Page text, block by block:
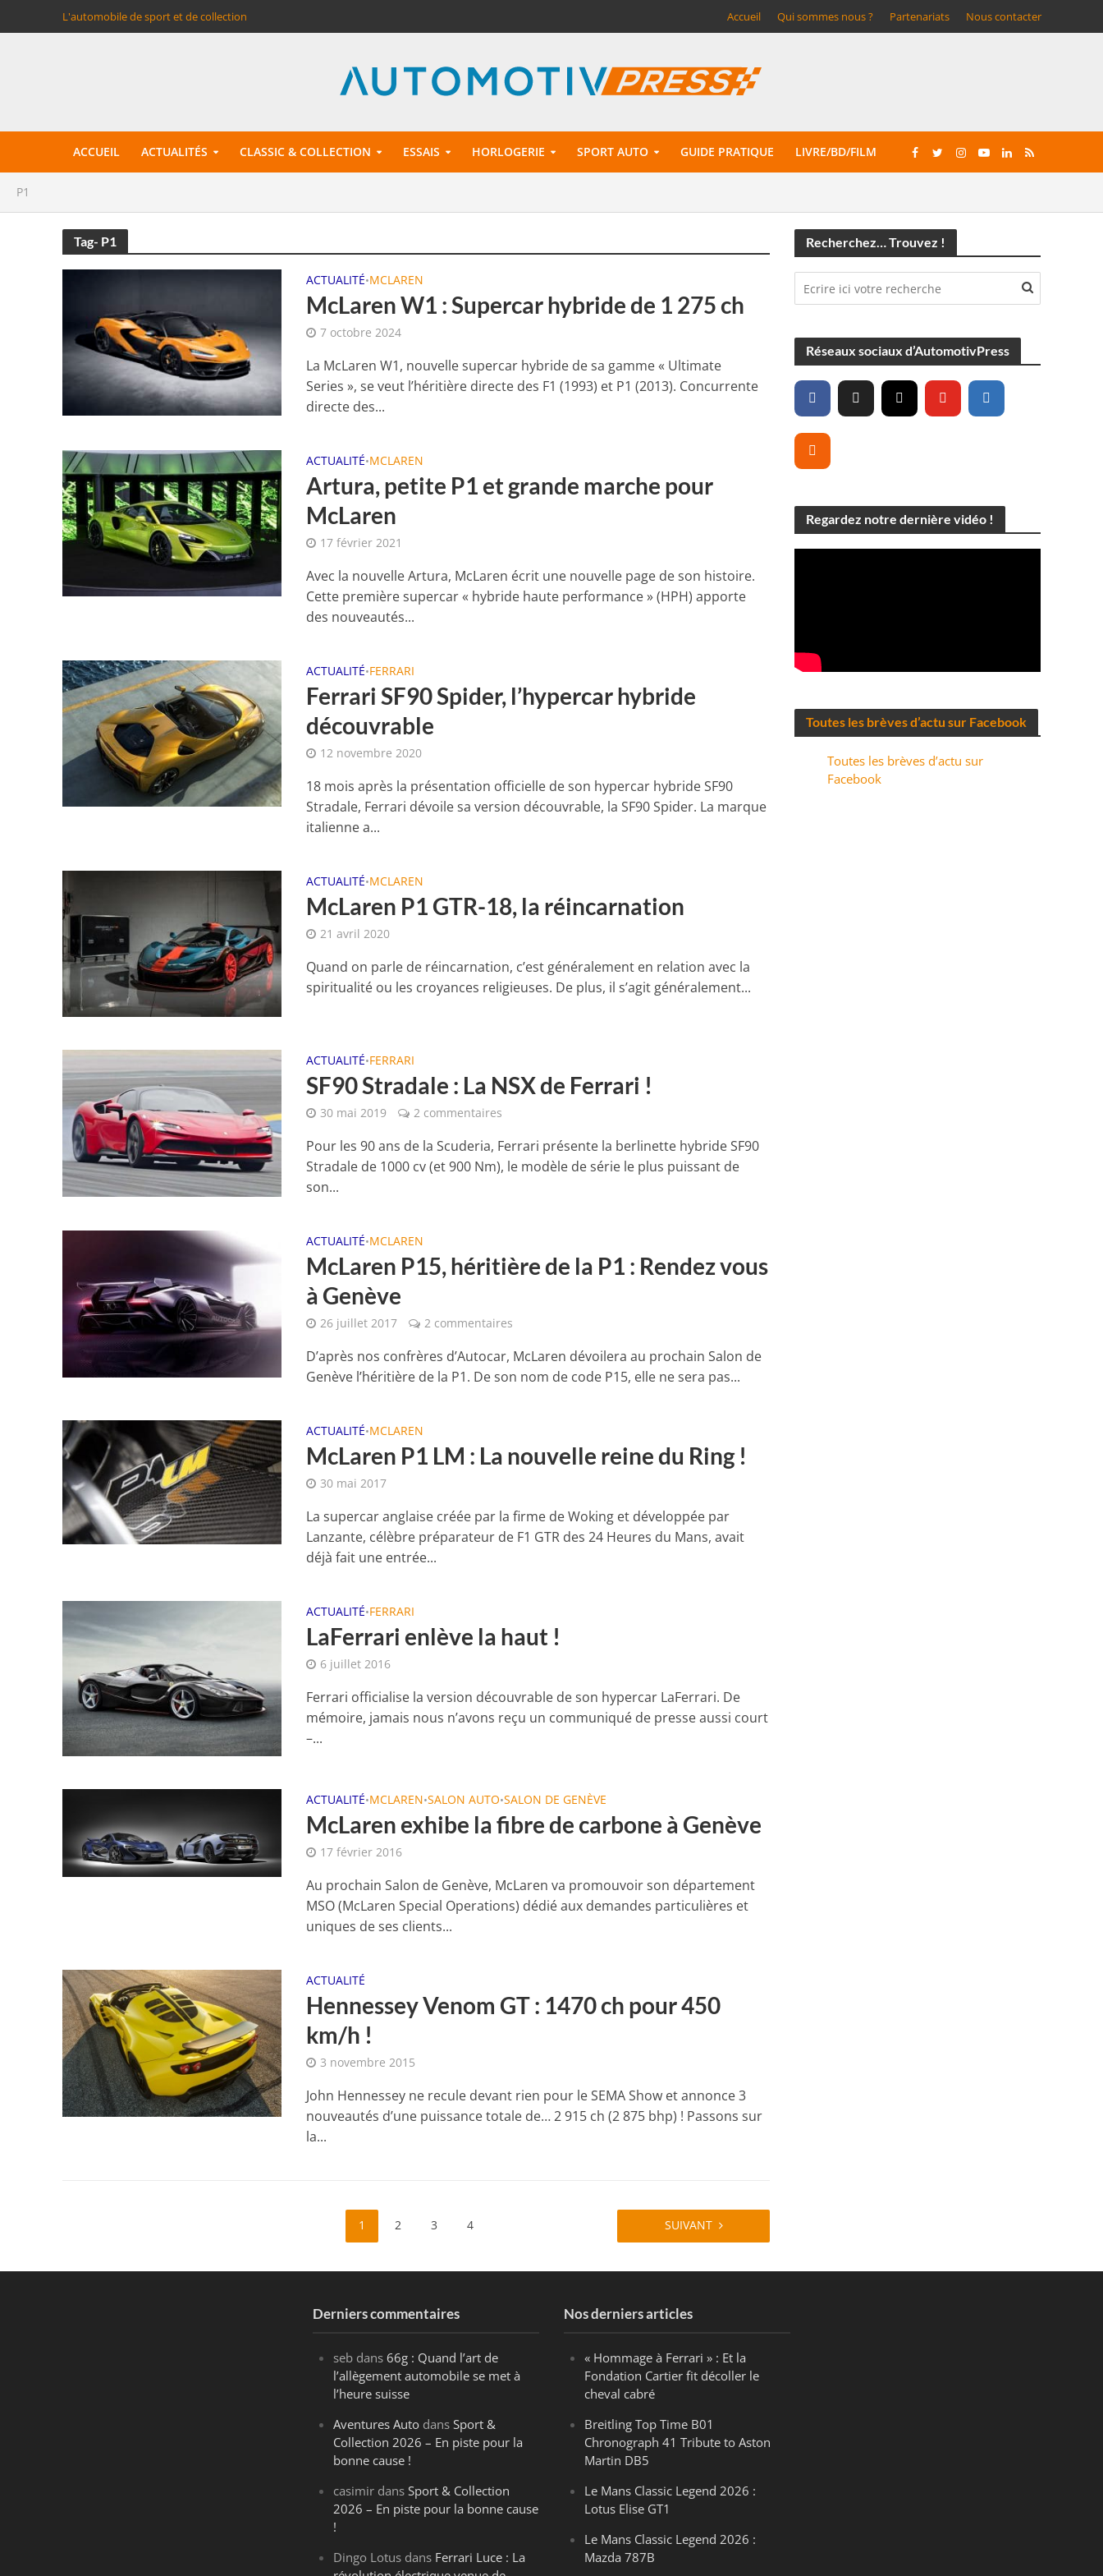
L'automobile de sport et de collection Accueil Qui sommes nous ? Partenariats Nous contacter
ACCUEIL ACTUALITÉS CLASSIC & COLLECTION ESSAIS HORLOGERIE SPORT AUTO GUIDE PRATIQUE LIVRE/BD/FILM
P1
Tag- P1
ACTUALITÉ•MCLAREN
McLaren W1 : Supercar hybride de 1 275 ch
7 octobre 2024
La McLaren W1, nouvelle supercar hybride de sa gamme « Ultimate
Series », se veut l’héritière directe des F1 (1993) et P1 (2013). Concurrente
directe des...
ACTUALITÉ•MCLAREN
Artura, petite P1 et grande marche pour
McLaren
17 février 2021
Avec la nouvelle Artura, McLaren écrit une nouvelle page de son histoire.
Cette première supercar « hybride haute performance » (HPH) apporte
des nouveautés...
ACTUALITÉ•FERRARI
Ferrari SF90 Spider, l’hypercar hybride
découvrable
12 novembre 2020
18 mois après la présentation officielle de son hypercar hybride SF90
Stradale, Ferrari dévoile sa version découvrable, la SF90 Spider. La marque
italienne a...
ACTUALITÉ•MCLAREN
McLaren P1 GTR-18, la réincarnation
21 avril 2020
Quand on parle de réincarnation, c’est généralement en relation avec la
spiritualité ou les croyances religieuses. De plus, il s’agit généralement...
ACTUALITÉ•FERRARI
SF90 Stradale : La NSX de Ferrari !
30 mai 2019 2 commentaires
Pour les 90 ans de la Scuderia, Ferrari présente la berlinette hybride SF90
Stradale de 1000 cv (et 900 Nm), le modèle de série le plus puissant de
son...
ACTUALITÉ•MCLAREN
McLaren P15, héritière de la P1 : Rendez vous
à Genève
26 juillet 2017 2 commentaires
D’après nos confrères d’Autocar, McLaren dévoilera au prochain Salon de
Genève l’héritière de la P1. De son nom de code P15, elle ne sera pas...
ACTUALITÉ•MCLAREN
McLaren P1 LM : La nouvelle reine du Ring !
30 mai 2017
La supercar anglaise créée par la firme de Woking et développée par
Lanzante, célèbre préparateur de F1 GTR des 24 Heures du Mans, avait
déjà fait une entrée...
ACTUALITÉ•FERRARI
LaFerrari enlève la haut !
6 juillet 2016
Ferrari officialise la version découvrable de son hypercar LaFerrari. De
mémoire, jamais nous n’avons reçu un communiqué de presse aussi court
–...
ACTUALITÉ•MCLAREN•SALON AUTO•SALON DE GENÈVE
McLaren exhibe la fibre de carbone à Genève
17 février 2016
Au prochain Salon de Genève, McLaren va promouvoir son département
MSO (McLaren Special Operations) dédié aux demandes particulières et
uniques de ses clients...
ACTUALITÉ
Hennessey Venom GT : 1470 ch pour 450
km/h !
3 novembre 2015
John Hennessey ne recule devant rien pour le SEMA Show et annonce 3
nouveautés d’une puissance totale de… 2 915 ch (2 875 bhp) ! Passons sur
la...
1 2 3 4 SUIVANT
Recherchez… Trouvez !
Réseaux sociaux d’AutomotivPress
Regardez notre dernière vidéo !
Toutes les brèves d’actu sur Facebook
Toutes les brèves d’actu sur
Facebook
Derniers commentaires
seb dans66g : Quand l’art de
l’allègement automobile se met à
l’heure suisse
Aventures Auto dansSport &
Collection 2026 – En piste pour la
bonne cause !
casimir dansSport & Collection
2026 – En piste pour la bonne cause
!
Dingo Lotus dans Ferrari Luce : La
Nos derniers articles
« Hommage à Ferrari » : Et la
Fondation Cartier fit décoller le
cheval cabré
Breitling Top Time B01
Chronograph 41 Tribute to Aston
Martin DB5
Le Mans Classic Legend 2026 :
Lotus Elise GT1
Le Mans Classic Legend 2026 :
Mazda 787B